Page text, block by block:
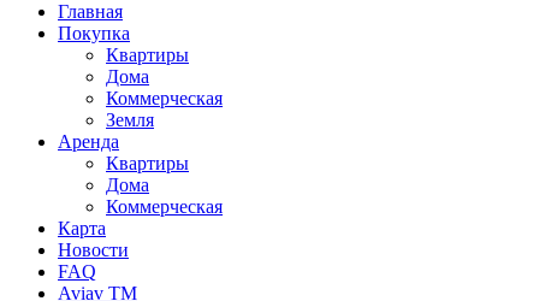
Главная
Покупка
Квартиры
Дома
Коммерческая
Земля
Аренда
Квартиры
Дома
Коммерческая
Карта
Новости
FAQ
Aviav TM